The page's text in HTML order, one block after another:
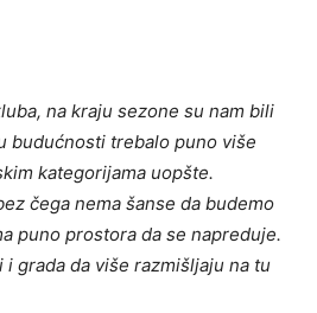
na kraju sezone su nam bili
budućnosti trebalo puno više
kategorijama uopšte.
čega nema šanse da budemo
puno prostora da se napreduje.
grada da više razmišljaju na tu